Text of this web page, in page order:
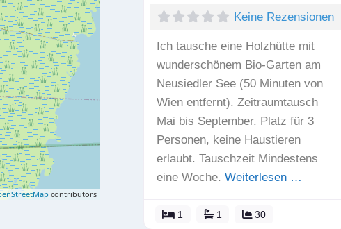
contributors
Keine Rezensionen
Ich tausche eine Holzhütte mit
wunderschönem Bio-Garten am
Neusiedler See (50 Minuten von
Wien entfernt). Zeitraumtausch
Mai bis September. Platz für 3
Personen, keine Haustieren
erlaubt. Tauschzeit Mindestens
eine Woche. Weiterlesen …
1 1 30